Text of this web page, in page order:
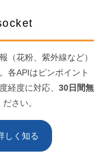
（花粉、紫外線など）
各APIはピンポイント
経度に対応、 30日間無
さい。
しく知る